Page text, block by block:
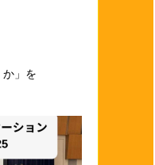
か」を